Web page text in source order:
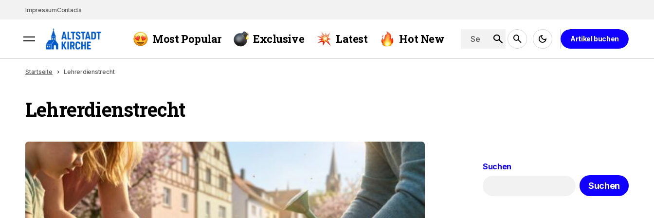
ImpressumContacts
Most Popular Exclusive Latest Hot New Artikel buchen
Startseite Lehrerdienstrecht
Lehrerdienstrecht
Suchen
Suchen